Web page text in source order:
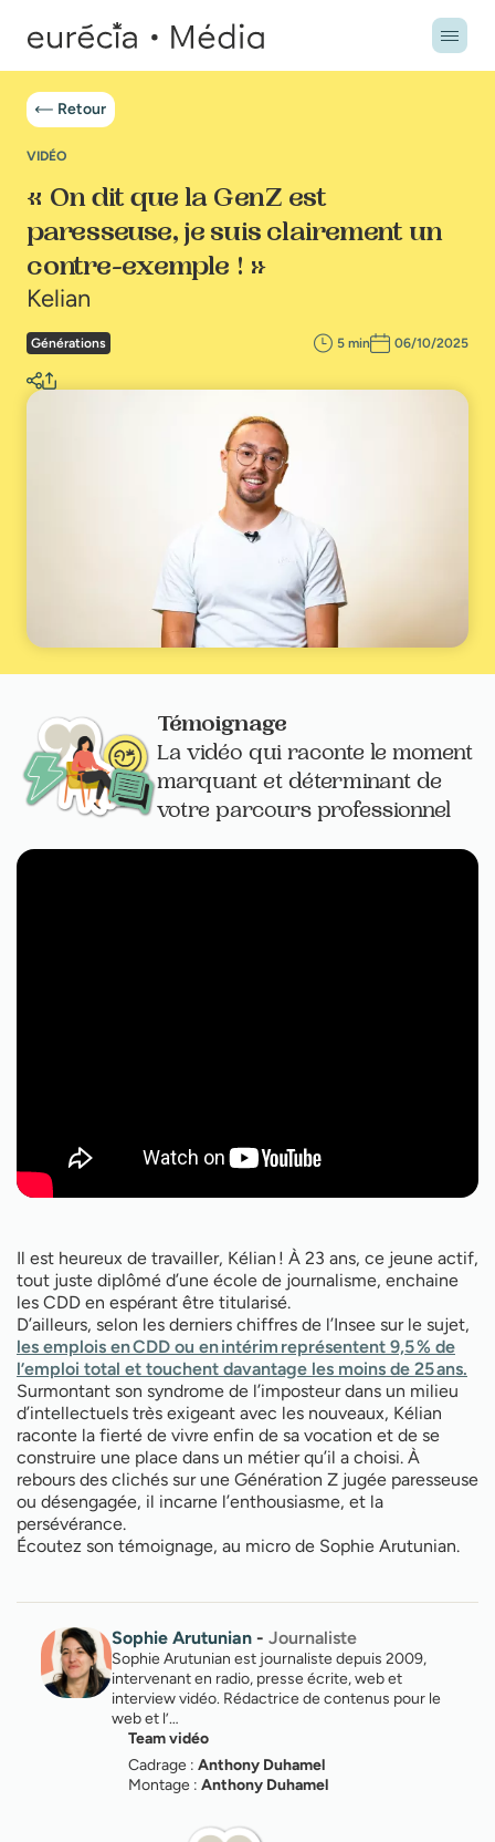
Retour
VIDÉO
« On dit que la GenZ est
paresseuse, je suis clairement un
contre-exemple ! »
Kelian
Générations 5 min 06/10/2025
Il est heureux de travailler, Kélian ! À 23 ans, ce jeune actif,
tout juste diplômé d’une école de journalisme, enchaine
les CDD en espérant être titularisé.
D’ailleurs, selon les derniers chiffres de l’Insee sur le sujet,
les emplois en CDD ou en intérim représentent 9,5 % de
l’emploi total et touchent davantage les moins de 25 ans.
Surmontant son syndrome de l’imposteur dans un milieu
d’intellectuels très exigeant avec les nouveaux, Kélian
raconte la fierté de vivre enfin de sa vocation et de se
construire une place dans un métier qu’il a choisi. À
rebours des clichés sur une Génération Z jugée paresseuse
ou désengagée, il incarne l’enthousiasme, et la
persévérance.
Écoutez son témoignage, au micro de Sophie Arutunian.
Sophie Arutunian - Journaliste
Sophie Arutunian est journaliste depuis 2009,
intervenant en radio, presse écrite, web et
interview vidéo. Rédactrice de contenus pour le
web et l’…
Team vidéo
Cadrage : Anthony Duhamel
Montage : Anthony Duhamel
Témoignage
La vidéo qui raconte le moment
marquant et déterminant de
votre parcours professionnel